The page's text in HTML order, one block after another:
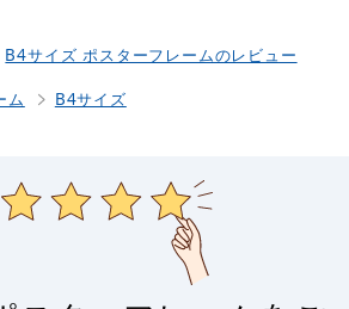
B4サイズ ポスターフレームのレビュー
ム B4サイズ